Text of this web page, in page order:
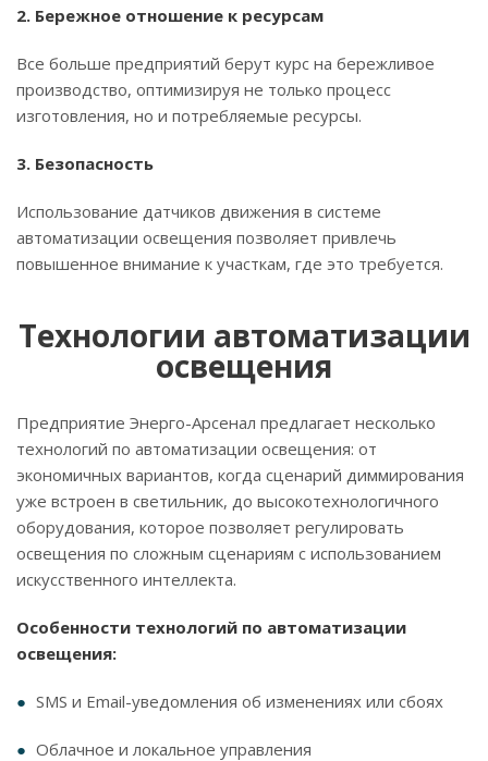
2. Бережное отношение к ресурсам
Все больше предприятий берут курс на бережливое
производство, оптимизируя не только процесс
изготовления, но и потребляемые ресурсы.
3. Безопасность
Использование датчиков движения в системе
автоматизации освещения позволяет привлечь
повышенное внимание к участкам, где это требуется.
Технологии автоматизации
освещения
Предприятие Энерго-Арсенал предлагает несколько
технологий по автоматизации освещения: от
экономичных вариантов, когда сценарий диммирования
уже встроен в светильник, до высокотехнологичного
оборудования, которое позволяет регулировать
освещения по сложным сценариям с использованием
искусственного интеллекта.
Особенности технологий по автоматизации
освещения:
SMS и Email-уведомления об изменениях или сбоях
Облачное и локальное управления